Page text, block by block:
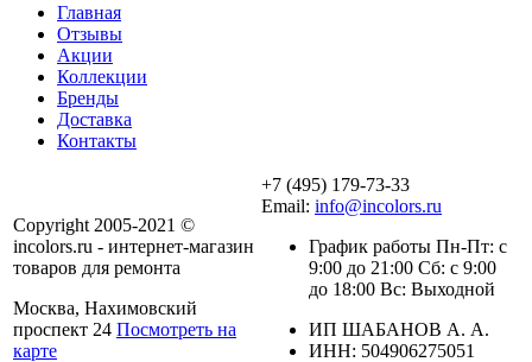
Главная
Отзывы
Акции
Коллекции
Бренды
Доставка
Контакты
Copyright 2005-2021 ©
incolors.ru - интернет-магазин
товаров для ремонта
Москва, Нахимовский
проспект 24 Посмотреть на
карте
+7 (495) 179-73-33
Email: info@incolors.ru
График работы Пн-Пт: с
9:00 до 21:00 Сб: с 9:00
до 18:00 Вс: Выходной
ИП ШАБАНОВ А. А.
ИНН: 504906275051